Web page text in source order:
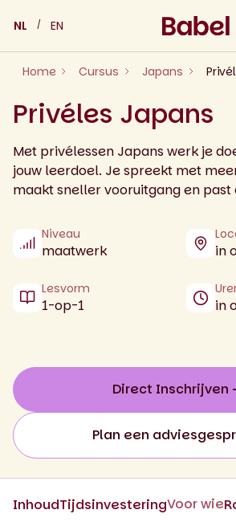
content
NL EN
Home Cursus Japans
Privéles Japans
Met privélessen Japans werk je
jouw leerdoel. Je spreekt met
maakt sneller vooruitgang en
Niveau
maatwerk in
Lesvorm
1-op-1 in
Direct Inschrijven
Plan een
InhoudTijdsinvesteringVoor wie